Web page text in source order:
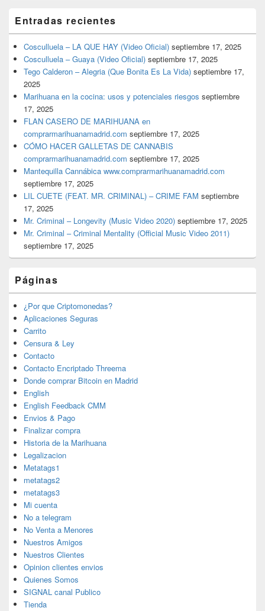
Entradas recientes
Cosculluela – LA QUE HAY (Video Oficial) septiembre 17, 2025
Cosculluela – Guaya (Video Oficial) septiembre 17, 2025
Tego Calderon – Alegria (Que Bonita Es La Vida) septiembre 17,
2025
Marihuana en la cocina: usos y potenciales riesgos septiembre
17, 2025
FLAN CASERO DE MARIHUANA en
comprarmarihuanamadrid.com septiembre 17, 2025
CÓMO HACER GALLETAS DE CANNABIS
comprarmarihuanamadrid.com septiembre 17, 2025
Mantequilla Cannábica www.comprarmarihuanamadrid.com
septiembre 17, 2025
LIL CUETE (FEAT. MR. CRIMINAL) – CRIME FAM septiembre
17, 2025
Mr. Criminal – Longevity (Music Video 2020) septiembre 17, 2025
Mr. Criminal – Criminal Mentality (Official Music Video 2011)
septiembre 17, 2025
Páginas
¿Por que Criptomonedas?
Aplicaciones Seguras
Carrito
Censura & Ley
Contacto
Contacto Encriptado Threema
Donde comprar Bitcoin en Madrid
English
English Feedback CMM
Envios & Pago
Finalizar compra
Historia de la Marihuana
Legalizacion
Metatags1
metatags2
metatags3
Mi cuenta
No a telegram
No Venta a Menores
Nuestros Amigos
Nuestros Clientes
Opinion clientes envios
Quienes Somos
SIGNAL canal Publico
Tienda